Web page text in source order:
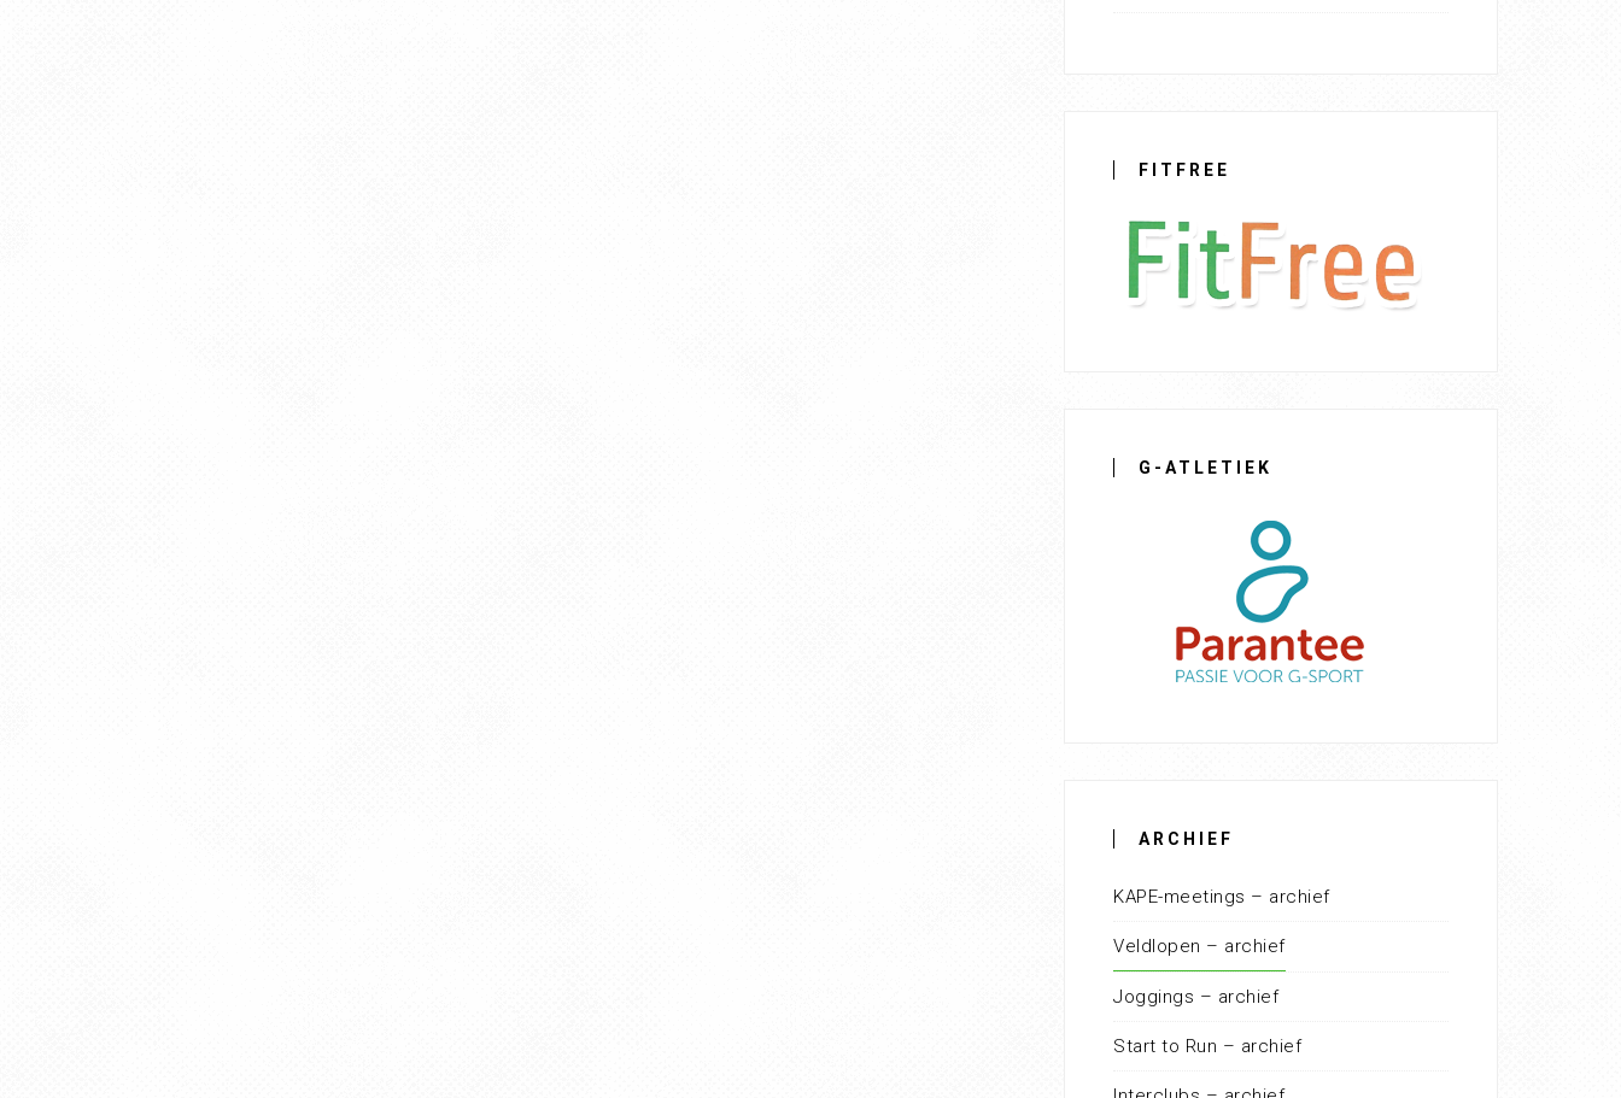
FITFREE
G-ATLETIEK
ARCHIEF
KAPE-meetings – archief
Veldlopen – archief
Joggings – archief
Start to Run – archief